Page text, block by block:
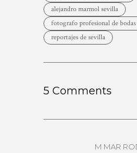
alejandro marmol sevilla
fotografo profesional de
reportajes de sevilla
5 Comments
M MAR